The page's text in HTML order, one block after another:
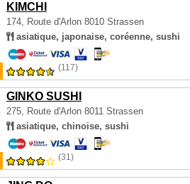
KIMCHI
174, Route d'Arlon 8010 Strassen
asiatique, japonaise, coréenne, sushi
(117)
GINKO SUSHI
275, Route d'Arlon 8011 Strassen
asiatique, chinoise, sushi
(31)